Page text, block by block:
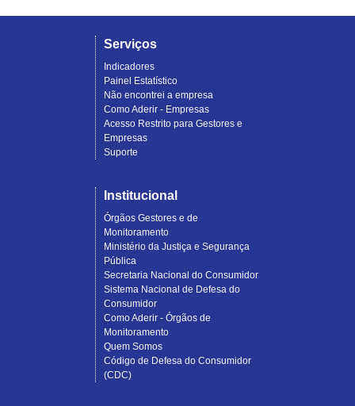
Serviços
Indicadores
Painel Estatístico
Não encontrei a empresa
Como Aderir - Empresas
Acesso Restrito para Gestores e
Empresas
Suporte
Institucional
Órgãos Gestores e de
Monitoramento
Ministério da Justiça e Segurança
Pública
Secretaria Nacional do Consumidor
Sistema Nacional de Defesa do
Consumidor
Como Aderir - Órgãos de
Monitoramento
Quem Somos
Código de Defesa do Consumidor
(CDC)